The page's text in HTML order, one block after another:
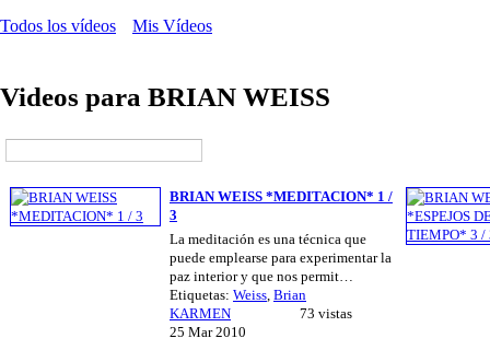
Todos los vídeos Mis Vídeos
Videos para BRIAN WEISS
BRIAN WEISS *MEDITACION* 1 /
3
La meditación es una técnica que
puede emplearse para experimentar la
paz interior y que nos permit…
Etiquetas: Weiss, Brian
KARMEN
25 Mar 2010
73 vistas